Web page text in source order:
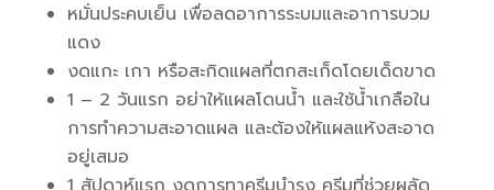
หมั่นประคบเย็น เพื่อลดอาการระบมและอาการบวม
แดง
งดแกะ เกา หรือสะกิดแผลที่ตกสะเก็ดโดยเด็ดขาด
1 – 2 วันแรก อย่าให้แผลโดนน้ำ และใช้น้ำเกลือใน
การทำความสะอาดแผล และต้องให้แผลแห้งสะอาด
อยู่เสมอ